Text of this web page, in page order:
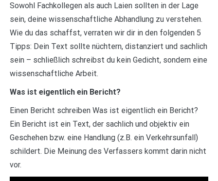
Sowohl Fachkollegen als auch Laien sollten in der Lage
sein, deine wissenschaftliche Abhandlung zu verstehen.
Wie du das schaffst, verraten wir dir in den folgenden 5
Tipps: Dein Text sollte nüchtern, distanziert und sachlich
sein – schließlich schreibst du kein Gedicht, sondern eine
wissenschaftliche Arbeit.
Was ist eigentlich ein Bericht?
Einen Bericht schreiben Was ist eigentlich ein Bericht?
Ein Bericht ist ein Text, der sachlich und objektiv ein
Geschehen bzw. eine Handlung (z.B. ein Verkehrsunfall)
schildert. Die Meinung des Verfassers kommt darin nicht
vor.